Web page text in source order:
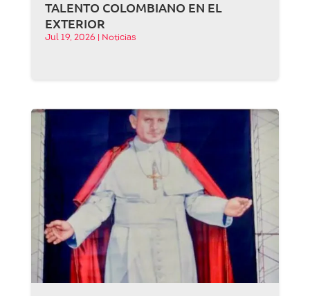
TALENTO COLOMBIANO EN EL
EXTERIOR
Jul 19, 2026 Noticias